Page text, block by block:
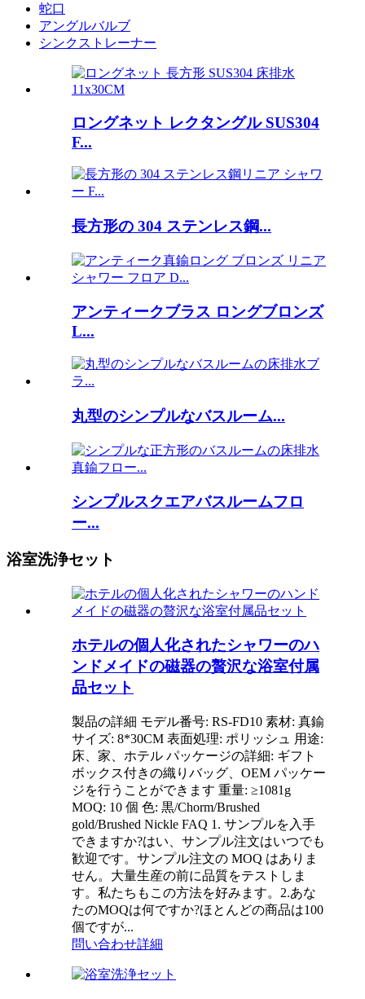
蛇口
アングルバルブ
シンクストレーナー
ロングネット レクタングル SUS304
F...
長方形の 304 ステンレス鋼...
アンティークブラス ロングブロンズ
L...
丸型のシンプルなバスルーム...
シンプルスクエアバスルームフロ
ー...
浴室洗浄セット
ホテルの個人化されたシャワーのハ
ンドメイドの磁器の贅沢な浴室付属
品セット
製品の詳細 モデル番号: RS-FD10 素材: 真鍮
サイズ: 8*30CM 表面処理: ポリッシュ 用途:
床、家、ホテル パッケージの詳細: ギフト
ボックス付きの織りバッグ、OEM パッケー
ジを行うことができます 重量: ≥1081g
MOQ: 10 個 色: 黒/Chorm/Brushed
gold/Brushed Nickle FAQ 1. サンプルを入手
できますか?はい、サンプル注文はいつでも
歓迎です。サンプル注文の MOQ はありま
せん。大量生産の前に品質をテストしま
す。私たちもこの方法を好みます。2.あな
たのMOQは何ですか?ほとんどの商品は100
個ですが...
問い合わせ詳細